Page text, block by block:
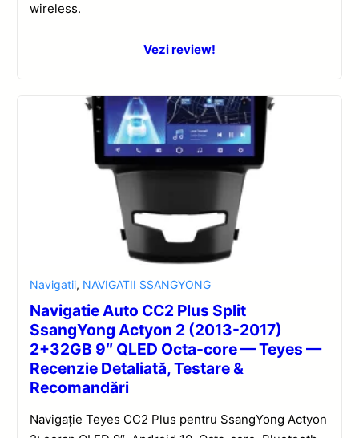
wireless.
Vezi review!
Navigatii, NAVIGATII SSANGYONG
Navigatie Auto CC2 Plus Split
SsangYong Actyon 2 (2013-2017)
2+32GB 9″ QLED Octa-core — Teyes —
Recenzie Detaliată, Testare &
Recomandări
Navigație Teyes CC2 Plus pentru SsangYong Actyon